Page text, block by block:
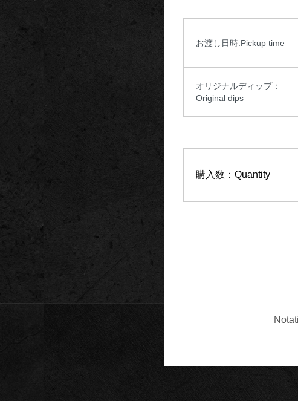
お渡し日時:Pickup time
オリジナルディップ：
Original dips
購入数：Quantity